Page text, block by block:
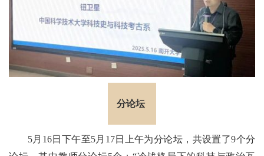
分论坛
5月16日下午至5月17日上午为分论坛，共设置了9个分